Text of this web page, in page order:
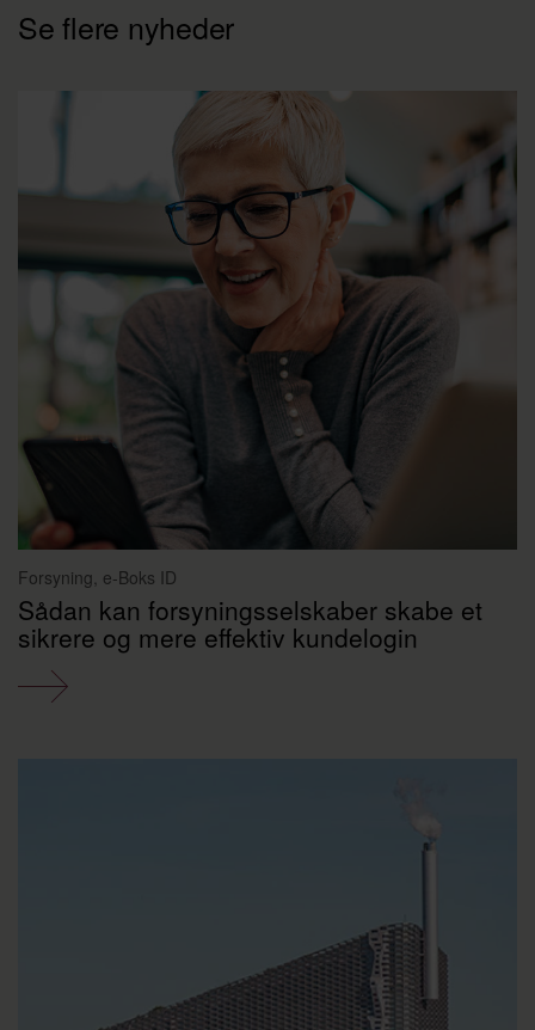
Se flere nyheder
Forsyning, e-Boks ID
Sådan kan forsyningsselskaber skabe et
sikrere og mere effektiv kundelogin